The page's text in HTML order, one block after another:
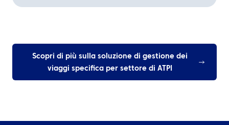
Scopri di più sulla soluzione di gestione dei
viaggi specifica per settore di ATPI